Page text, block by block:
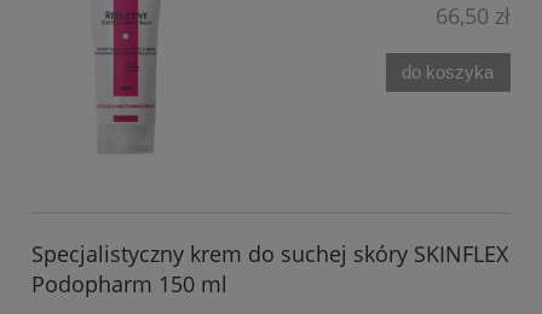
66,50 zł
do koszyka
Specjalistyczny krem do suchej skóry SKINFLEX
Podopharm 150 ml